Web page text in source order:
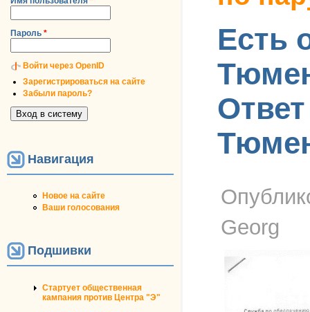
Пароль *
Войти через OpenID
Зарегистрироваться на сайте
Забыли пароль?
Навигация
Новое на сайте
Ваши голосования
Подшивки
Стартует общественная
кампания против Центра "Э"
Есть
Georg